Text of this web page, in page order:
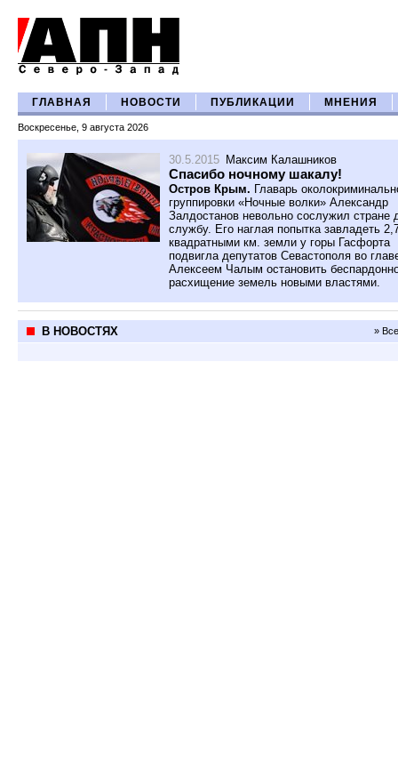
ГЛАВНАЯ НОВОСТИ ПУБЛИКАЦИИ МНЕНИЯ
Воскресенье, 9 августа 2026
30.5.2015 Максим Калашников
Спасибо ночному шакалу!
Остров Крым. Главарь
группировки «Ночные волки» Александр
Залдостанов невольно сослужил стране
службу. Его наглая попытка завладеть
квадратными км. земли у горы Гасфорта
подвигла депутатов Севастополя во
Алексеем Чалым остановить
расхищение земель новыми властями.
В НОВОСТЯХ »